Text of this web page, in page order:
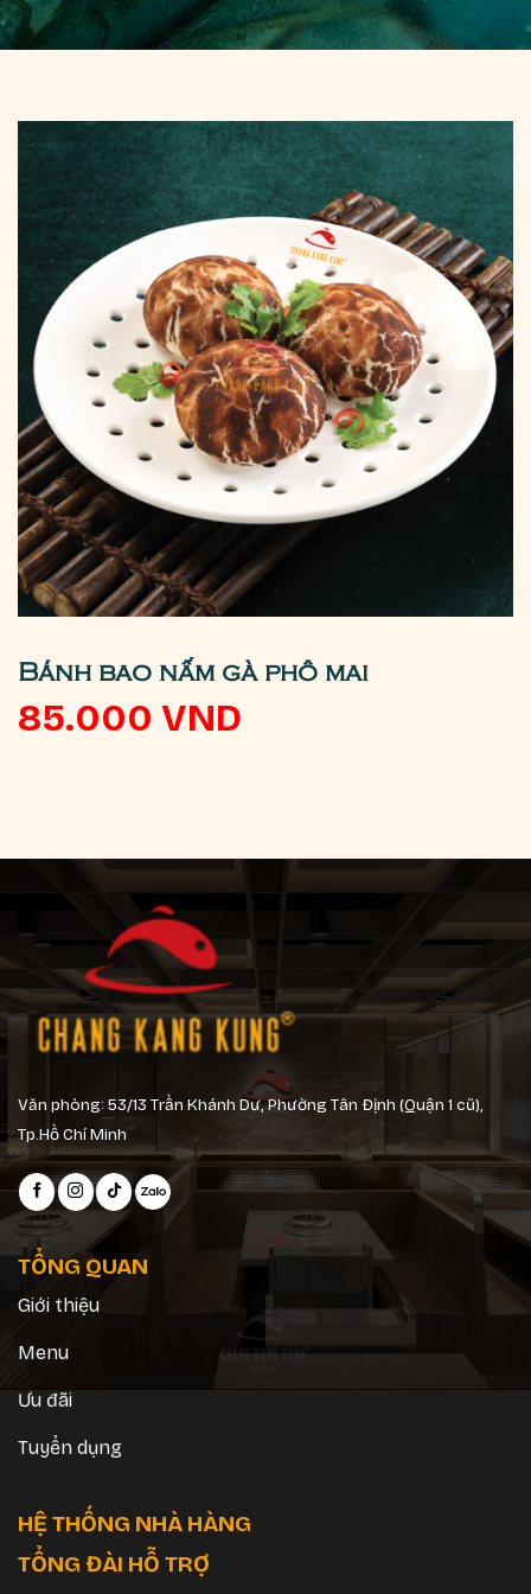
Bánh bao nấm gà phô mai
85.000 VND
Văn phòng: 53/13 Trần Khánh Dư, Phường Tân Định (Quận 1 cũ),
Tp.Hồ Chí Minh
TỔNG QUAN
Giới thiệu
Menu
Ưu đãi
Tuyển dụng
HỆ THỐNG NHÀ HÀNG
TỔNG ĐÀI HỖ TRỢ